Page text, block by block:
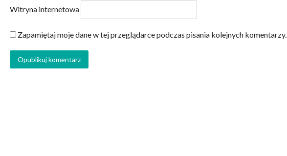
Witryna internetowa
Zapamiętaj moje dane w tej przeglądarce podczas pisania kolejnych komentarzy.